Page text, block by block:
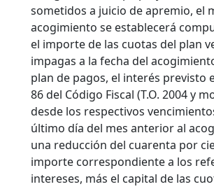
sometidos a juicio de apremio, el
acogimiento se establecerá
el importe de las cuotas del plan
impagas a la fecha del
plan de pagos, el interés previsto
86 del Código Fiscal (T.O. 2004 y
desde los respectivos
último día del mes anterior al
una reducción del cuarenta por
importe correspondiente a los
intereses, más el capital de las